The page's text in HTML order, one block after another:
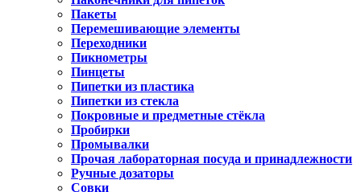
Пакеты
Перемешивающие элементы
Переходники
Пикнометры
Пинцеты
Пипетки из пластика
Пипетки из стекла
Покровные и предметные стёкла
Пробирки
Промывалки
Прочая лабораторная посуда и принадлежности
Ручные дозаторы
Совки